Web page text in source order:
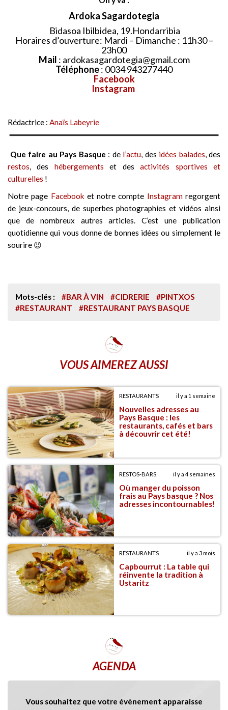
Ardoka Sagardotegia
Bidasoa Ibilbidea, 19.Hondarribia
Horaires d’ouverture: Mardi – Dimanche : 11h30 –
23h00
Mail : ardokasagardotegia@gmail.com
Téléphone: 0034 943277440
Facebook
Instagram
Rédactrice : Anaïs Labeyrie
Que faire au Pays Basque : de l’actu, des idées balades, des
restos, des hébergements et desactivités sportives et
culturelles !
Notre page Facebook et notre compte Instagramregorgent
de jeux-concours, de superbes photographies et vidéos ainsi
que de nombreux autres articles. C’est une publication
quotidienne qui vous donne de bonnes idées ou simplement le
sourire 😉
Mots-clés : #BAR À VIN #CIDRERIE
#PINTXOS
#RESTAURANT
#RESTAURANT PAYS BASQUE
VOUS AIMEREZ AUSSI
RESTAURANTS il y a 1 semaine
Nouvelles adresses au
Pays Basque : les
restaurants, cafés et bars
à découvrir cet été!
RESTOS-BARS il y a 4 semaines
Où manger du poisson
frais au Pays basque ? Nos
adresses incontournables!
RESTAURANTS il y a 3 mois
Capbourrut : La table qui
réinvente la tradition à
Ustaritz
AGENDA
Vous souhaitez que votre évènement apparaisse